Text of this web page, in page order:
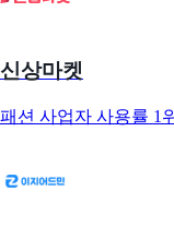
신상마켓
패션 사업자 사용률 1